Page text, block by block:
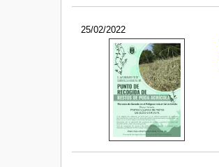
25/02/2022